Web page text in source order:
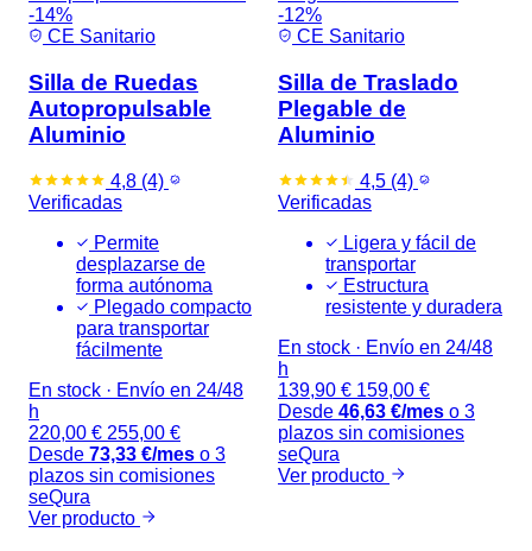
-14%
CE Sanitario
Silla de Ruedas
Autopropulsable
Aluminio
4,8 (4)
Verificadas
Permite
desplazarse de
forma autónoma
Plegado compacto
para transportar
fácilmente
En stock · Envío en 24/48
h
220,00 € 255,00 €
Desde 73,33 €/mes o 3
plazos sin comisiones
seQura
Ver producto
-12%
CE Sanitario
Silla de Traslado
Plegable de
Aluminio
4,5 (4)
Verificadas
Ligera y fácil de
transportar
Estructura
resistente y duradera
En stock · Envío en 24/48
h
139,90 € 159,00 €
Desde 46,63 €/mes o 3
plazos sin comisiones
seQura
Ver producto